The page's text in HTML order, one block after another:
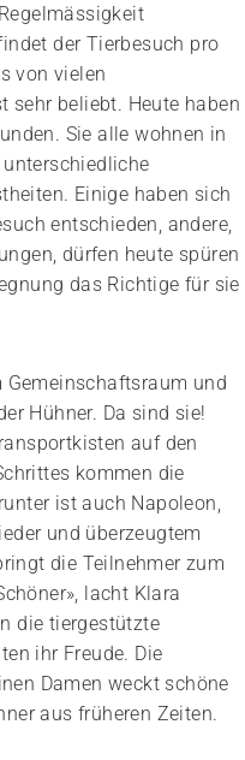
der Tierbesuch pro
von vielen
sehr beliebt. Heute haben
Sie alle wohnen in
Einige haben sich
entschieden, andere,
dürfen heute spüren
das Richtige für sie
Gemeinschaftsraum und
Hühner. Da sind sie!
auf den
kommen die
ist auch Napoleon,
und überzeugtem
die Teilnehmer zum
lacht Klara
die tiergestützte
ihr Freude. Die
Damen weckt schöne
aus früheren Zeiten.